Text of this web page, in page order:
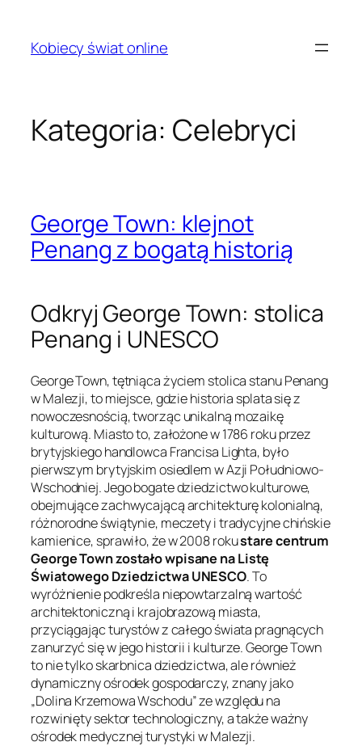
treściKobiecy świat online
Kategoria: Celebryci
George Town: klejnot
Penang z bogatą historią
Odkryj George Town: stolica
Penang i UNESCO
George Town, tętniąca życiem stolica stanu Penang
w Malezji, to miejsce, gdzie historia splata się z
nowoczesnością, tworząc unikalną mozaikę
kulturową. Miasto to, założone w 1786 roku przez
brytyjskiego handlowca Francisa Lighta, było
pierwszym brytyjskim osiedlem w Azji Południowo-
Wschodniej. Jego bogate dziedzictwo kulturowe,
obejmujące zachwycającą architekturę kolonialną,
różnorodne świątynie, meczety i tradycyjne chińskie
kamienice, sprawiło, że w 2008 rokustare centrum
George Town zostało wpisane na Listę
Światowego Dziedzictwa UNESCO. To
wyróżnienie podkreśla niepowtarzalną wartość
architektoniczną i krajobrazową miasta,
przyciągając turystów z całego świata pragnących
zanurzyć się w jego historii i kulturze. George Town
to nie tylko skarbnica dziedzictwa, ale również
dynamiczny ośrodek gospodarczy, znany jako
„Dolina Krzemowa Wschodu” ze względu na
rozwinięty sektor technologiczny, a także ważny
ośrodek medycznej turystyki w Malezji.